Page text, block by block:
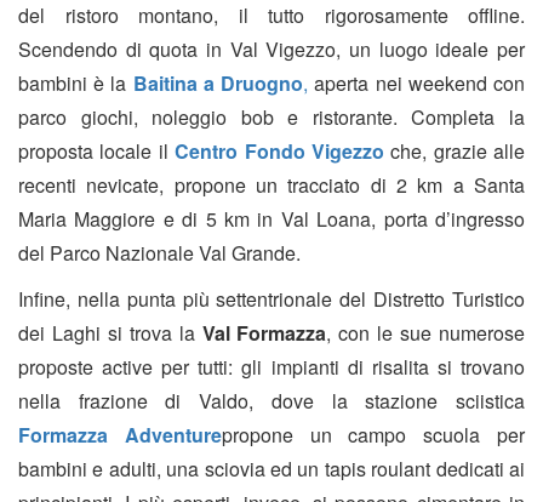
del ristoro montano, il tutto rigorosamente offline.
Scendendo di quota in Val Vigezzo, un luogo ideale per
bambini è la Baitina a Druogno, aperta nei weekend con
parco giochi, noleggio bob e ristorante. Completa la
proposta locale ilCentro Fondo Vigezzo che, grazie alle
recenti nevicate, propone un tracciato di 2 km a Santa
Maria Maggiore e di 5 km in Val Loana, porta d’ingresso
del Parco Nazionale Val Grande.
Infine, nella punta più settentrionale del Distretto Turistico
dei Laghi si trova la Val Formazza, con le sue numerose
proposte active per tutti: gli impianti di risalita si trovano
nella frazione di Valdo, dove la stazione sciistica
Formazza Adventurepropone un campo scuola per
bambini e adulti, una sciovia ed un tapis roulant dedicati ai